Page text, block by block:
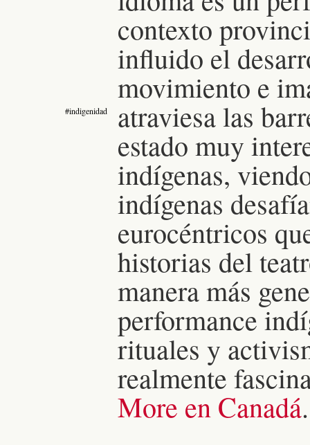
contexto
influido el
movimiento e
atraviesa las
#indigenidad
estado muy
indígenas,
indígenas
eurocéntricos
historias del
manera más
performance
rituales y
realmente
More en Canadá.